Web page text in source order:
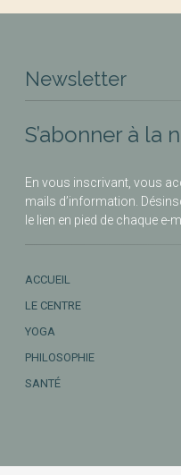
Newsletter
S’abonner à la
En vous inscrivant, vous
mails d’information.
le lien en pied de chaque e-
ACCUEIL
LE CENTRE
YOGA
PHILOSOPHIE
SANTÉ